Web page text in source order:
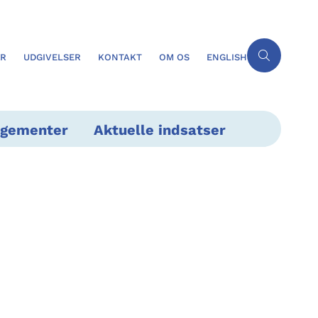
UDGIVELSER KONTAKT OM OS ENGLISH
Aktuelle indsatser